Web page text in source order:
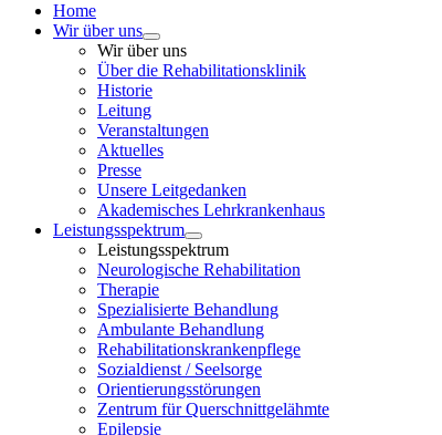
Home
Wir über uns
Wir über uns
Über die Rehabilitationsklinik
Historie
Leitung
Veranstaltungen
Aktuelles
Presse
Unsere Leitgedanken
Akademisches Lehrkrankenhaus
Leistungsspektrum
Leistungsspektrum
Neurologische Rehabilitation
Therapie
Spezialisierte Behandlung
Ambulante Behandlung
Rehabilitationskrankenpflege
Sozialdienst / Seelsorge
Orientierungsstörungen
Zentrum für Querschnittgelähmte
Epilepsie